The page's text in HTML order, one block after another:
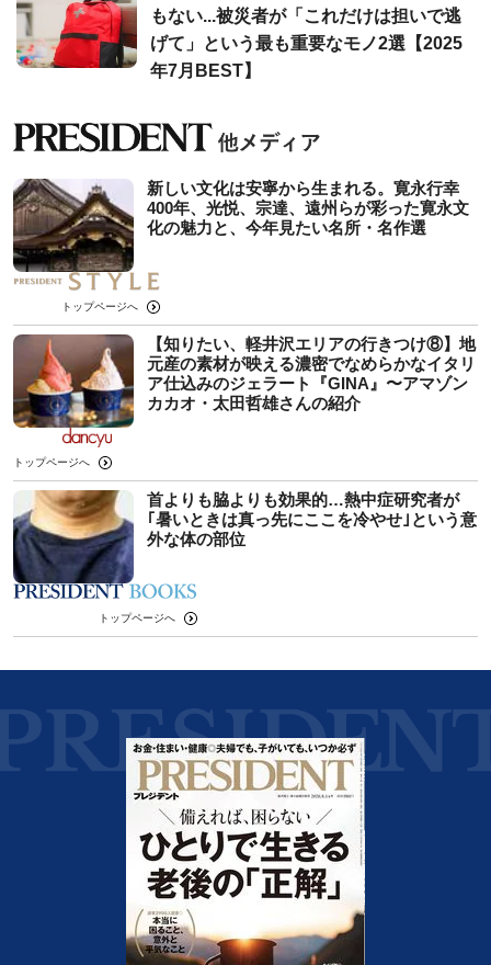
もない...被災者が「これだけは担いで逃
げて」という最も重要なモノ2選【2025
年7月BEST】
新しい文化は安寧から生まれる。寛永行幸
400年、光悦、宗達、遠州らが彩った寛永文
化の魅力と、今年見たい名所・名作選
トップページへ
【知りたい、軽井沢エリアの行きつけ⑧】地
元産の素材が映える濃密でなめらかなイタリ
ア仕込みのジェラート『GINA』〜アマゾン
カカオ・太田哲雄さんの紹介
トップページへ
首よりも脇よりも効果的…熱中症研究者が
｢暑いときは真っ先にここを冷やせ｣という意
外な体の部位
トップページへ